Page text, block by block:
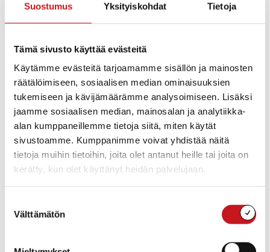
Suostumus Yksityiskohdat Tietoja
Tämä sivusto käyttää evästeitä
Käytämme evästeitä tarjoamamme sisällön ja mainosten
räätälöimiseen, sosiaalisen median ominaisuuksien
tukemiseen ja kävijämäärämme analysoimiseen. Lisäksi
jaamme sosiaalisen median, mainosalan ja analytiikka-
alan kumppaneillemme tietoja siitä, miten käytät
sivustoamme. Kumppanimme voivat yhdistää näitä
tietoja muihin tietoihin, joita olet antanut heille tai joita on
kerätty, kun olet käyttänyt heidän palvelujaan.
valinta
Välttämätön
ma 10.2.2025
Aika:
Tapahtumaluokat:
Infotilaisuus,Opastus ja neuvonta
Tapahtuma tagia:
CV,työpaja